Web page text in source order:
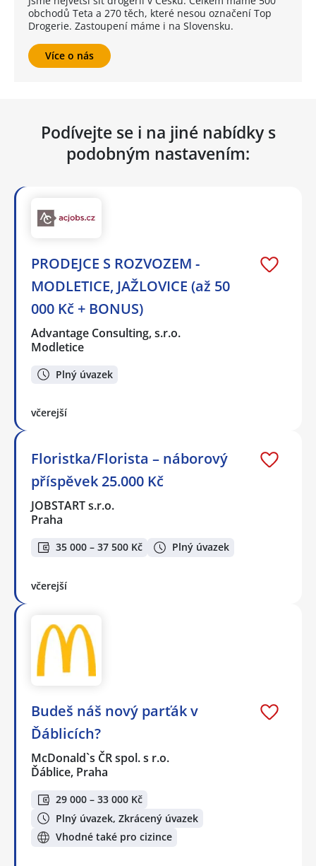
obchodů Teta a 270 těch, které nesou označení Top
Drogerie. Zastoupení máme i na Slovensku.
Více o nás
Podívejte se i na jiné nabídky s
podobným nastavením:
PRODEJCE S ROZVOZEM -
MODLETICE, JAŽLOVICE (až 50
000 Kč + BONUS)
Advantage Consulting, s.r.o.
Modletice
Plný úvazek
včerejší
Floristka/Florista – náborový
příspěvek 25.000 Kč
JOBSTART s.r.o.
Praha
35 000 – 37 500 Kč Plný úvazek
včerejší
Budeš náš nový parťák v
Ďáblicích?
McDonald`s ČR spol. s r.o.
Ďáblice, Praha
29 000 – 33 000 Kč
Plný úvazek, Zkrácený úvazek
Vhodné také pro cizince